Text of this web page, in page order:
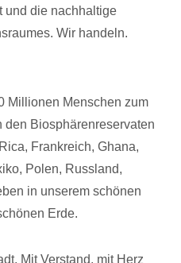
und die nachhaltige
Wir handeln.
Millionen Menschen zum
den Biosphärenreservaten
Frankreich, Ghana,
Polen, Russland,
in unserem schönen
Erde.
Mit Verstand, mit Herz